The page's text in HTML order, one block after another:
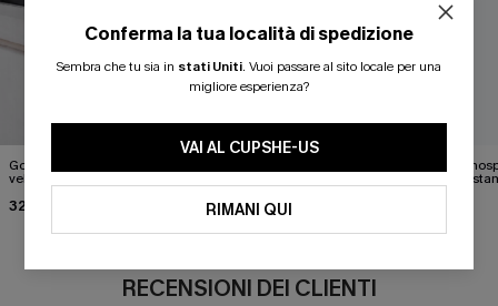
Gonna a scollo quadrato in
velluto a coste color oliva
32,00 € 34,00 €
Abito
cintura e
RECENSIONI DEI CLIENTI
Conferma la tua località di spedizione
Sembra che tu sia in stati Uniti. Vuoi passare al sito locale per una
migliore esperienza?
VAI AL CUPSHE-US
RIMANI QUI